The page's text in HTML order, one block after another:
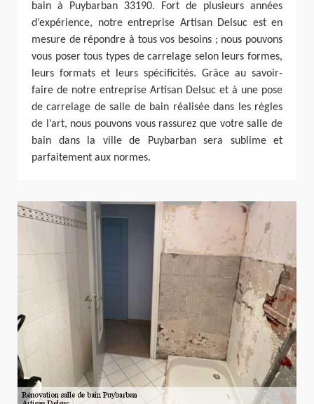
bain à Puybarban 33190. Fort de plusieurs années
d’expérience, notre entreprise Artisan Delsuc est en
mesure de répondre à tous vos besoins ; nous pouvons
vous poser tous types de carrelage selon leurs formes,
leurs formats et leurs spécificités. Grâce au savoir-
faire de notre entreprise Artisan Delsuc et à une pose
de carrelage de salle de bain réalisée dans les règles
de l’art, nous pouvons vous rassurez que votre salle de
bain dans la ville de Puybarban sera sublime et
parfaitement aux normes.